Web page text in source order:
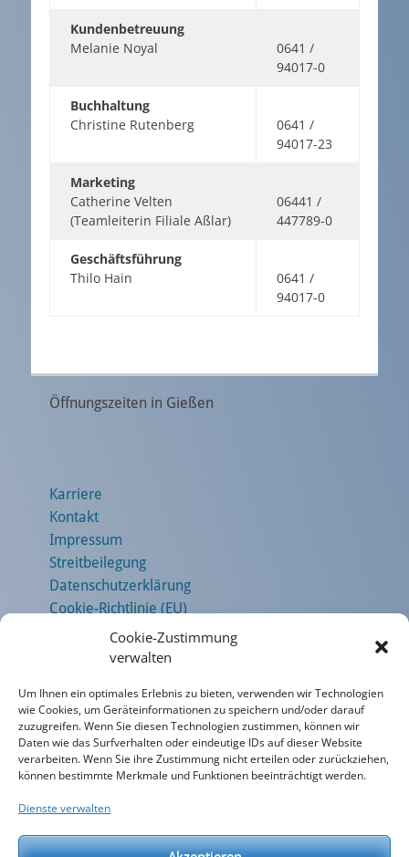
Cookie-Zustimmung
verwalten
Um Ihnen ein optimales Erlebnis zu bieten, verwenden wir Technologien
wie Cookies, um Geräteinformationen zu speichern und/oder darauf
zuzugreifen. Wenn Sie diesen Technologien zustimmen, können wir
Daten wie das Surfverhalten oder eindeutige IDs auf dieser Website
verarbeiten. Wenn Sie ihre Zustimmung nicht erteilen oder zurückziehen,
können bestimmte Merkmale und Funktionen beeinträchtigt werden.
Dienste verwalten
Kundenbetreuung
Melanie Noyal
0641 /
94017-0
Buchhaltung
Christine Rutenberg
0641 /
94017-23
Marketing
Catherine Velten
(Teamleiterin Filiale Aßlar)
06441 /
447789-0
Geschäftsführung
Thilo Hain
0641 /
94017-0
Öffnungszeiten in Gießen
Karriere
Kontakt
Impressum
Streitbeilegung
Datenschutzerklärung
Cookie-Richtlinie (EU)
Öffnungszeiten in Aßlar
Unsere Gebrauchtwagen
Bewerten Sie uns!